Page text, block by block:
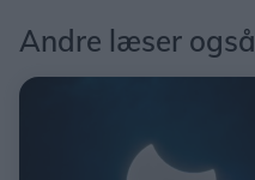
Andre læser også